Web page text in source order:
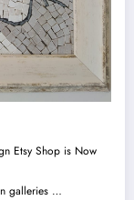
Etsy Shop is Now
galleries …